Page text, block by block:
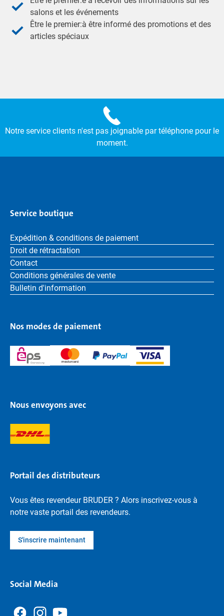
salons et les événements
Être le premier:à être informé des promotions et des
articles spéciaux
Notre service clients n'est pas joignable par téléphone pour le
moment.
Service boutique
Expédition & conditions de paiement
Droit de rétractation
Contact
Conditions générales de vente
Bulletin d'information
Nos modes de paiement
Nous envoyons avec
Portail des distributeurs
Vous êtes revendeur BRUDER ? Alors inscrivez-vous à
notre vaste portail des revendeurs.
S'inscrire maintenant
Social Media